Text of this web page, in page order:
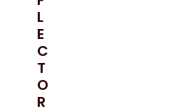
L
E
C
T
O
R